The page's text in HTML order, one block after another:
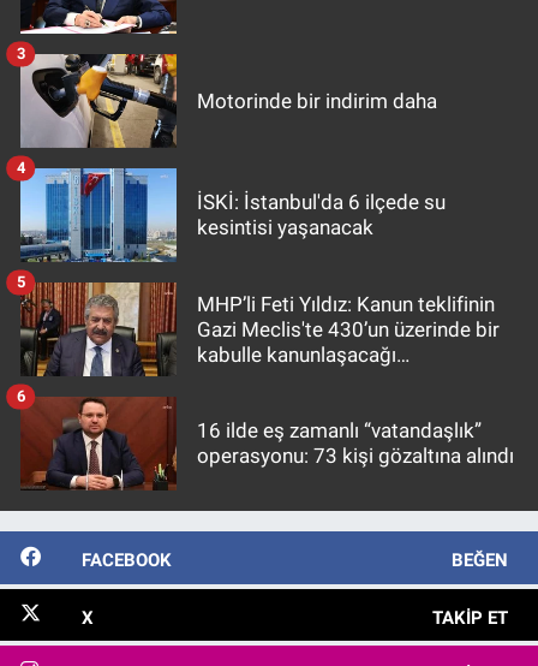
Motorinde bir indirim daha
3
İSKİ: İstanbul'da 6 ilçede su
kesintisi yaşanacak
4
MHP’li Feti Yıldız: Kanun teklifinin
Gazi Meclis'te 430’un üzerinde bir
kabulle kanunlaşacağı
5
16 ilde eş zamanlı “vatandaşlık”
operasyonu: 73 kişi gözaltına alındı
6
FACEBOOK BEĞEN
X TAKIP ET